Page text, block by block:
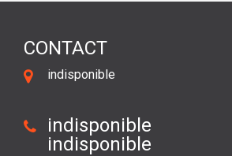
CONTACT
indisponible
indisponible
indisponible